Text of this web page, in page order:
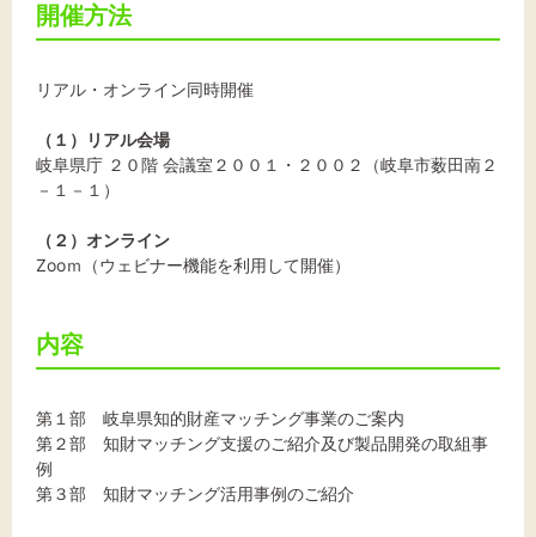
開催方法
リアル・オンライン同時開催
（１）リアル会場
岐阜県庁 ２０階 会議室２００１・２００２（岐阜市薮田南２
－１－１）
（２）オンライン
Zooｍ（ウェビナー機能を利用して開催）
内容
第１部 岐阜県知的財産マッチング事業のご案内
第２部 知財マッチング支援のご紹介及び製品開発の取組事
例
第３部 知財マッチング活用事例のご紹介